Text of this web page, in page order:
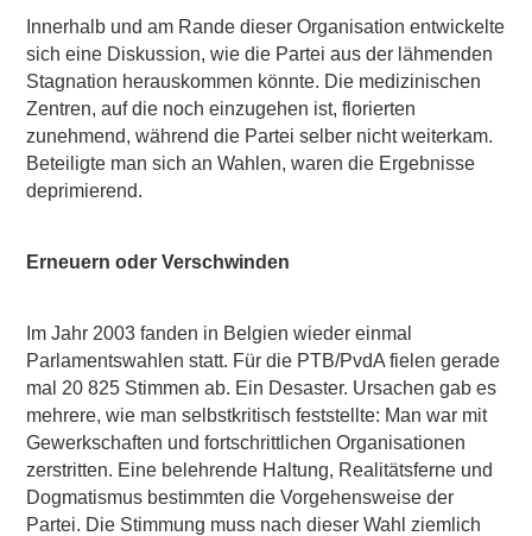
Innerhalb und am Rande dieser Organisation entwickelte
sich eine Diskussion, wie die Partei aus der lähmenden
Stagnation herauskommen könnte. Die medizinischen
Zentren, auf die noch einzugehen ist, florierten
zunehmend, während die Partei selber nicht weiterkam.
Beteiligte man sich an Wahlen, waren die Ergebnisse
deprimierend.
Erneuern oder Verschwinden
Im Jahr 2003 fanden in Belgien wieder einmal
Parlamentswahlen statt. Für die PTB/PvdA fielen gerade
mal 20 825 Stimmen ab. Ein Desaster. Ursachen gab es
mehrere, wie man selbstkritisch feststellte: Man war mit
Gewerkschaften und fortschrittlichen Organisationen
zerstritten. Eine belehrende Haltung, Realitätsferne und
Dogmatismus bestimmten die Vorgehensweise der
Partei. Die Stimmung muss nach dieser Wahl ziemlich